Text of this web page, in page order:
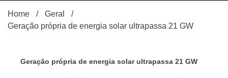
Home
Geral
Geração própria de energia solar ultrapassa 21 GW
Geração própria de energia solar ultrapassa 21 GW